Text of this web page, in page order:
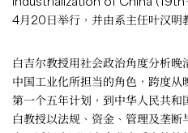
4月20日举行，并由系主任叶汉明
白吉尔教授用社会政治角度分析
中国工业化所担当的角色，跨度从
第一个五年计划，到中华人民共和
白教授以法规、资金、管理及垄